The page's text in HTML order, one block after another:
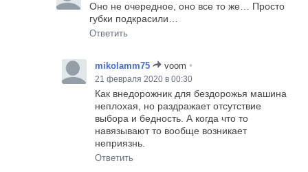
Оно не очередное, оно все то же… Просто
губки подкрасили…
Ответить
mikolamm75 voom •
21 февраля 2020 в 00:30
Как внедорожник для бездорожья машина
неплохая, но раздражает отсутствие
выбора и бедность. А когда что то
навязывают то вообще возникает
неприязнь.
Ответить